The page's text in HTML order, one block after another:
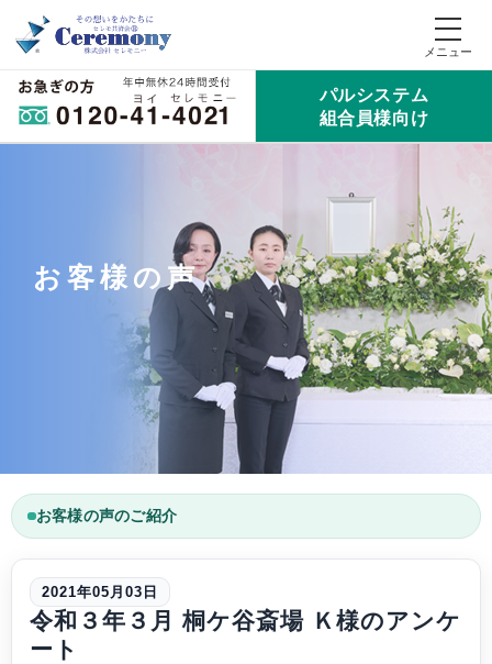
パルシステム
組合員様向け
お客様の声
お客様の声のご紹介
2021年05月03日
令和３年３月 桐ケ谷斎場 Ｋ様のアンケ
ート